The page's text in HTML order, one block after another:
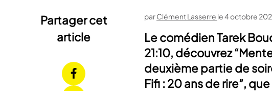
Partager cet
article
parClément Lasserre le4 octobre
Le comédien Tarek
21:10, découvrez
deuxième partie de
Fifi : 20 ans de rire”,